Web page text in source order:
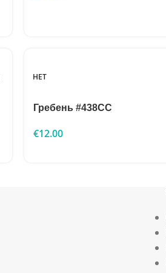
НЕТ
Гребень #438CC
€12.00